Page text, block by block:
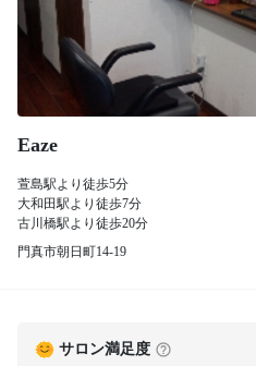
Eaze
萱島駅より徒歩5分
大和田駅より徒歩7分
古川橋駅より徒歩20分
門真市朝日町14-19
サロン満足度